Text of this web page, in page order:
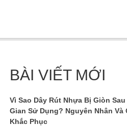
BÀI VIẾT MỚI
Vì Sao Dây Rút Nhựa Bị Giòn
Gian Sử Dụng? Nguyên Nhân Và
Khắc Phục